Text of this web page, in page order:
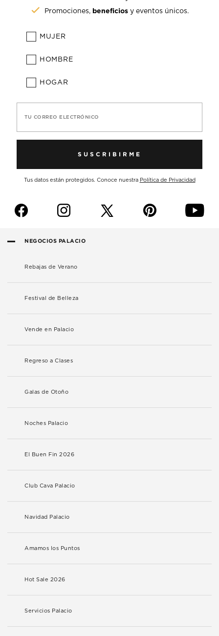
Promociones, beneficios y eventos únicos.
MUJER
HOMBRE
HOGAR
TU CORREO ELECTRÓNICO
SUSCRIBIRME
Tus datos están protegidos. Conoce nuestra Política de Privacidad
f i p y
NEGOCIOS PALACIO
Rebajas de Verano
Festival de Belleza
Vende en Palacio
Regreso a Clases
Galas de Otoño
Noches Palacio
El Buen Fin 2026
Club Cava Palacio
Navidad Palacio
Amamos los Puntos
Hot Sale 2026
Servicios Palacio